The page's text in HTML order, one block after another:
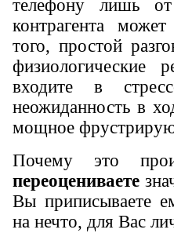
телефону лишь
контрагента
того, простой
физиологические
входите в
неожиданность в
мощное
Почему это
переоцениваете
Вы приписываете
на нечто, для Вас